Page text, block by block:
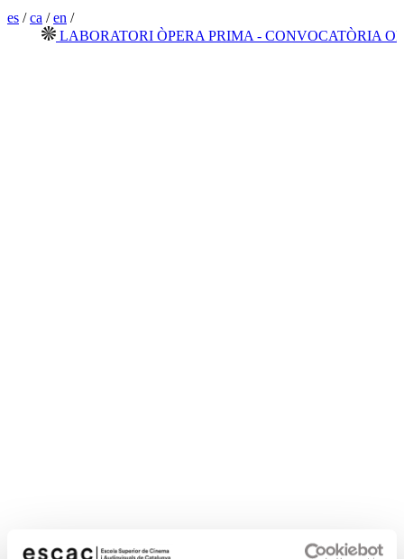
es /ca /en /
LABORATORI ÒPERA PRIMA - CONVOCATÒRIA